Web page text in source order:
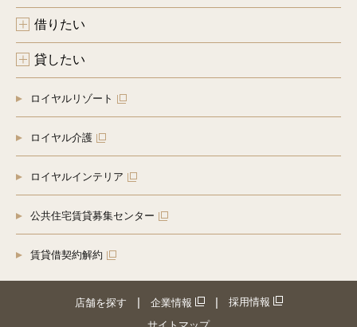
借りたい
貸したい
ロイヤルリゾート
ロイヤル介護
ロイヤルインテリア
公共住宅賃貸募集センター
賃貸借契約解約
店舗を探す 企業情報
採用情報